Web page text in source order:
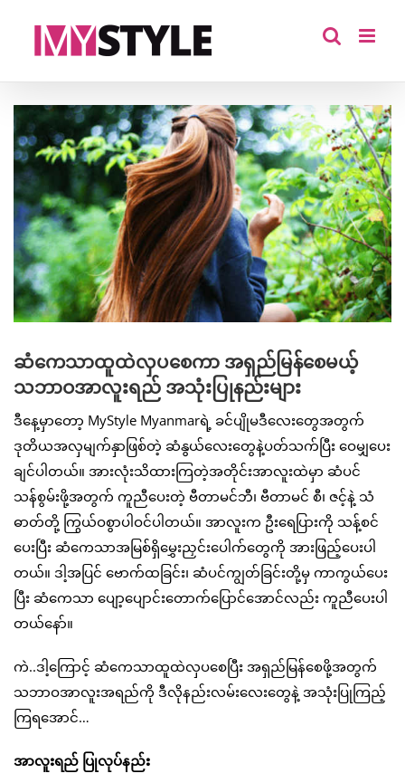
View
Larger
Image
ဆံကေသာထူထဲလှပစေကာ အရှည်မြန်စေမယ့်
သဘာဝအာလူးရည် အသုံးပြုနည်းများ
ဒီနေ့မှာတော့ MyStyle Myanmarရဲ့ ခင်ပျိုမဒီလေးတွေအတွက်
ဒုတိယအလှမျက်နှာဖြစ်တဲ့ ဆံနွယ်လေးတွေနဲ့ပတ်သက်ပြီး ဝေမျှပေး
ချင်ပါတယ်။ အားလုံးသိထားကြတဲ့အတိုင်းအာလူးထဲမှာ ဆံပင်
သန်စွမ်းဖို့အတွက် ကူညီပေးတဲ့ ဗီတာမင်ဘီ၊ ဗီတာမင် စီ၊ ဇင့်နဲ့ သံ
ဓာတ်တို့ ကြွယ်ဝစွာပါဝင်ပါတယ်။ အာလူးက ဦးရေပြားကို သန့်စင်
ပေးပြီး ဆံကေသာအမြစ်ရှိမွှေးညှင်းပေါက်တွေကို အားဖြည့်ပေးပါ
တယ်။ ဒါ့အပြင် ဗောက်ထခြင်း၊ ဆံပင်ကျွတ်ခြင်းတို့မှ ကာကွယ်ပေး
ပြီး ဆံကေသာ ပျော့ပျောင်းတောက်ပြောင်အောင်လည်း ကူညီပေးပါ
တယ်နော်။
ကဲ..ဒါ့ကြောင့် ဆံကေသာထူထဲလှပစေပြီး အရှည်မြန်စေဖို့အတွက်
သဘာဝအာလူးအရည်ကို ဒီလိုနည်းလမ်းလေးတွေနဲ့ အသုံးပြုကြည့်
ကြရအောင်…
အာလူးရည် ပြုလုပ်နည်း